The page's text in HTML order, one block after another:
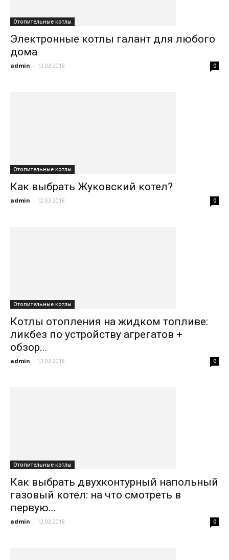
Отопительные котлы
Электронные котлы галант для любого
дома
admin - 13.03.2018 0
Отопительные котлы
Как выбрать Жуковский котел?
admin - 12.03.2018 0
Отопительные котлы
Котлы отопления на жидком топливе:
ликбез по устройству агрегатов +
обзор...
admin - 12.03.2018 0
Отопительные котлы
Как выбрать двухконтурный напольный
газовый котел: на что смотреть в
первую...
admin - 12.03.2018 0